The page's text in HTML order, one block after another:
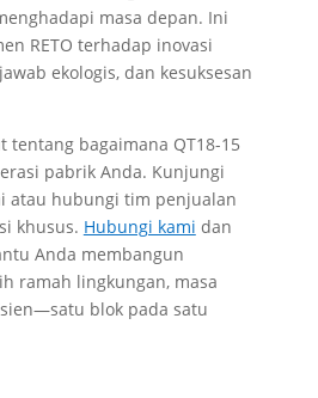
masa depan. Ini
RETO terhadap inovasi
ekologis, dan kesuksesan
tentang bagaimana QT18-15
pabrik Anda. Kunjungi
atau hubungi tim penjualan
khusus. Hubungi kami dan
Anda membangun
ramah lingkungan, masa
blok pada satu